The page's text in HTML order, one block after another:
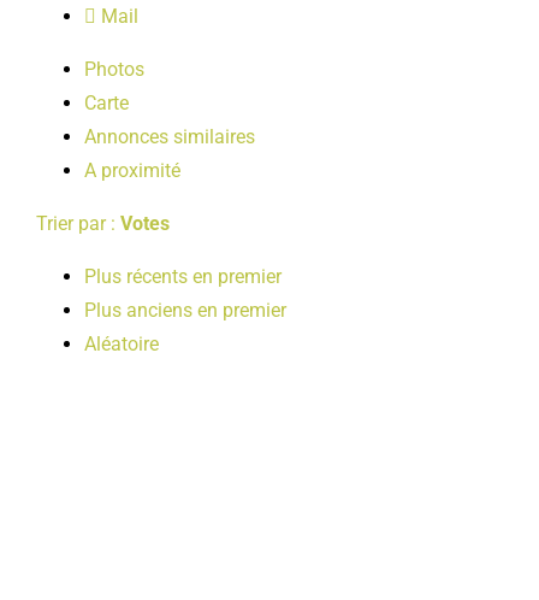
LOISIRS
PUBLICATIONS
Mail
Photos
Carte
Annonces similaires
A proximité
Trier par : Votes
Plus récents en premier
Plus anciens en premier
Aléatoire